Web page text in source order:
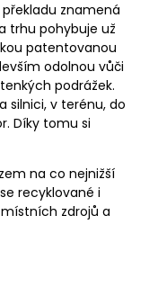
znamená
trhu pohybuje už
patentovanou
odolnou vůči
podrážek.
silnici, v terénu, do
Díky tomu si
na co nejnižší
recyklované i
zdrojů a